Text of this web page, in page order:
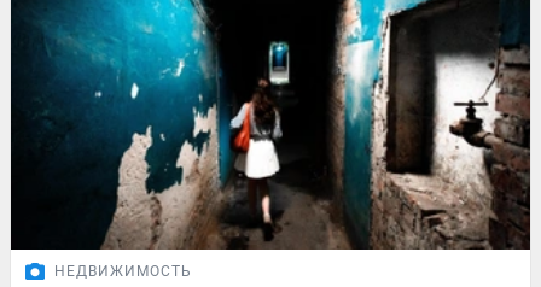
НЕДВИЖИМОСТЬ